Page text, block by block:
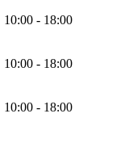
10:00 - 18:00
10:00 - 18:00
10:00 - 18:00